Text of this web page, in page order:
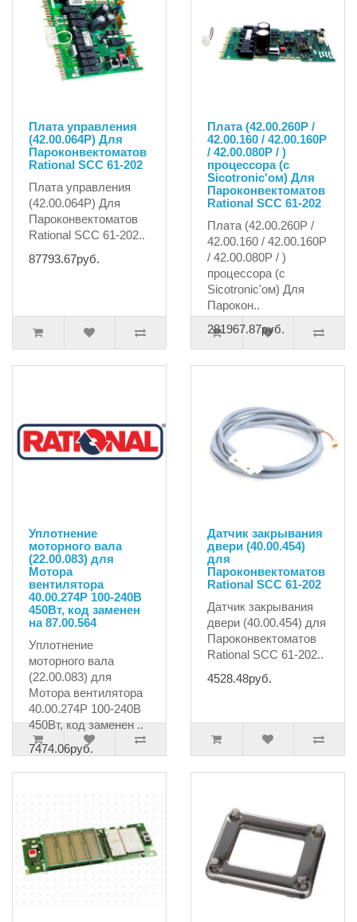
Плата управления
(42.00.064P) Для
Пароконвектоматов
Rational SCC 61-202
Плата управления
(42.00.064P) Для
Пароконвектоматов
Rational SCC 61-202..
87793.67руб.
Плата (42.00.260P /
42.00.160 / 42.00.160P
/ 42.00.080P / )
процессора (с
Sicotronic'ом) Для
Пароконвектоматов
Rational SCC 61-202
Плата (42.00.260P /
42.00.160 / 42.00.160P
/ 42.00.080P / )
процессора (с
Sicotronic'ом) Для
Парокон..
281967.87руб.
Уплотнение
моторного вала
(22.00.083) для
Мотора
вентилятора
40.00.274P 100-240В
450Вт, код заменен
на 87.00.564
Уплотнение
моторного вала
(22.00.083) для
Мотора вентилятора
40.00.274P 100-240В
450Вт, код заменен ..
7474.06руб.
Датчик закрывания
двери (40.00.454)
для
Пароконвектоматов
Rational SCC 61-202
Датчик закрывания
двери (40.00.454) для
Пароконвектоматов
Rational SCC 61-202..
4528.48руб.